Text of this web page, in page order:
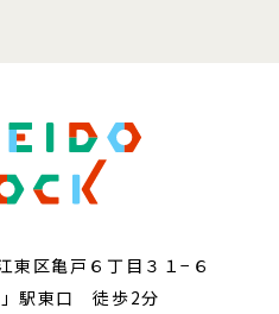
区亀戸６丁目３１−６
駅東口 徒歩2分